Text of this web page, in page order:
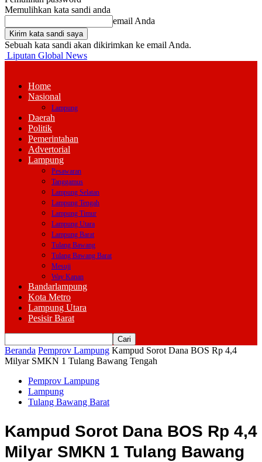
Memulihkan kata sandi anda
email Anda
Sebuah kata sandi akan dikirimkan ke email Anda.
Liputan Global News
Home
Nasional
Lampung
Daerah
Politik
Pemerintahan
Advertorial
Lampung
Pesawaran
Tanggamus
Lampung Selatan
Lampung Tengah
Lampung Timur
Lampung Utara
Lampung Barat
Tulang Bawang
Tulang Bawang Barat
Mesuji
Way Kanan
Bandarlampung
Kota Metro
Lampung Utara
Pesisir Barat
Beranda Pemprov Lampung Kampud Sorot Dana BOS Rp 4,4
Milyar SMKN 1 Tulang Bawang Tengah
Pemprov Lampung
Lampung
Tulang Bawang Barat
Kampud Sorot Dana BOS Rp 4,4
Milyar SMKN 1 Tulang Bawang